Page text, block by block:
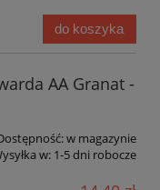
do koszyka
AA Granat -
w magazynie
w: 1-5 dni robocze